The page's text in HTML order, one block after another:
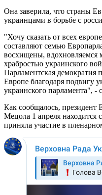
Она заверила, что страны
украинцами в борьбе с
"Хочу сказать от всех
составляют семью
восхищены, вдохновляемся
храбростью украинского
Парламентская демократия
Европе благодаря подвигу
украинского парламента", -
Как сообщалось, президент
Мецола 1 апреля находится
приняла участие в